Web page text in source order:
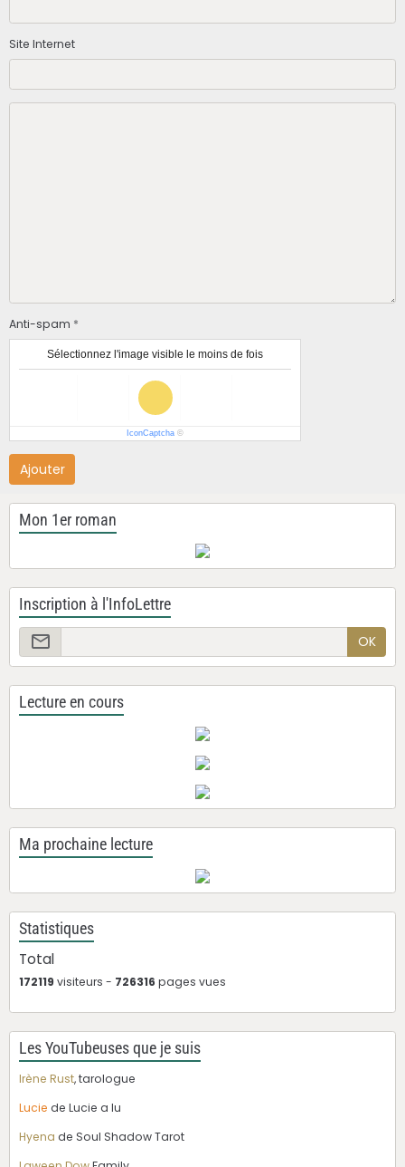
Site Internet
Anti-spam
Sélectionnez l'image visible le moins de fois
IconCaptcha ©
Ajouter
Mon 1er roman
Inscription à l'InfoLettre
OK
Lecture en cours
Ma prochaine lecture
Statistiques
Total
172119 visiteurs - 726316 pages vues
Les YouTubeuses que je suis
Irène Rust, tarologue
Lucie de Lucie a lu
Hyena de Soul Shadow Tarot